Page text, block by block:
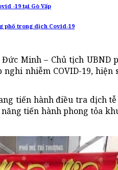
-19 tại Gò Vấp
phố trong dịch Covid-19
Minh – Chủ tịch
nhiễm COVID-19, hiện
tiến hành điều tra dịch
tiến hành phong tỏa